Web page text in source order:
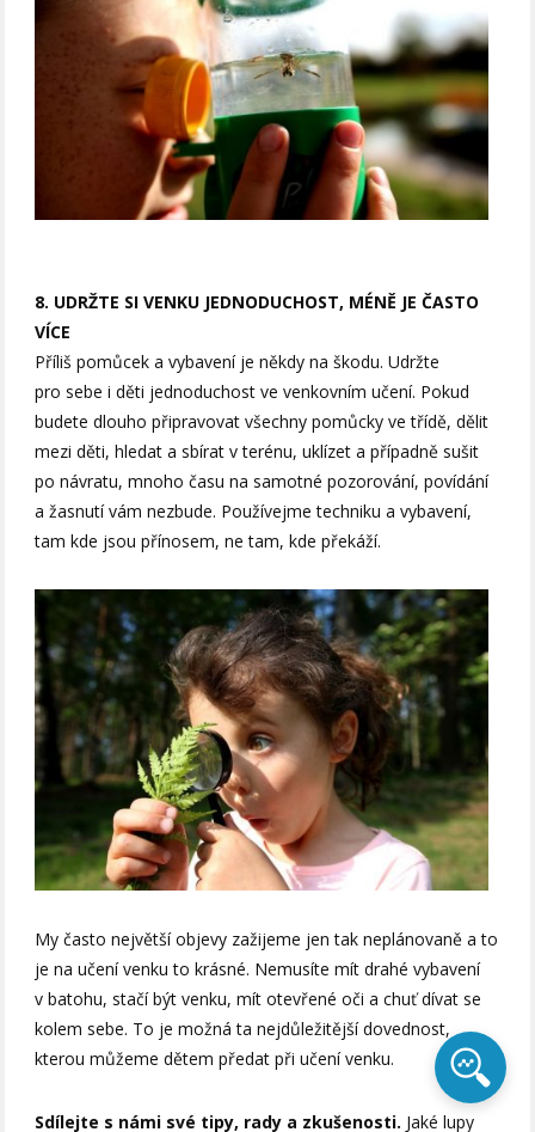
8. UDRŽTE SI VENKU JEDNODUCHOST, MÉNĚ JE ČASTO
VÍCE
Příliš pomůcek a vybavení je někdy na škodu. Udržte
pro sebe i děti jednoduchost ve venkovním učení. Pokud
budete dlouho připravovat všechny pomůcky ve třídě, dělit
mezi děti, hledat a sbírat v terénu, uklízet a případně sušit
po návratu, mnoho času na samotné pozorování, povídání
a žasnutí vám nezbude. Používejme techniku a vybavení,
tam kde jsou přínosem, ne tam, kde překáží.
My často největší objevy zažijeme jen tak neplánovaně a to
je na učení venku to krásné. Nemusíte mít drahé vybavení
v batohu, stačí být venku, mít otevřené oči a chuť dívat se
kolem sebe. To je možná ta nejdůležitější dovednost,
kterou můžeme dětem předat při učení venku.
Sdílejte s námi své tipy, rady a zkušenosti. Jaké lupy